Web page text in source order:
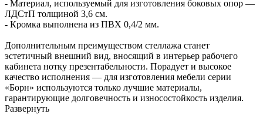
- Материал, используемый для изготовления боковых опор —
ЛДСтП толщиной 3,6 см.
- Кромка выполнена из ПВХ 0,4/2 мм.
Дополнительным преимуществом стеллажа станет
эстетичный внешний вид, вносящий в интерьер рабочего
кабинета нотку презентабельности. Порадует и высокое
качество исполнения — для изготовления мебели серии
«Борн» используются только лучшие материалы,
гарантирующие долговечность и износостойкость изделия.
Развернуть